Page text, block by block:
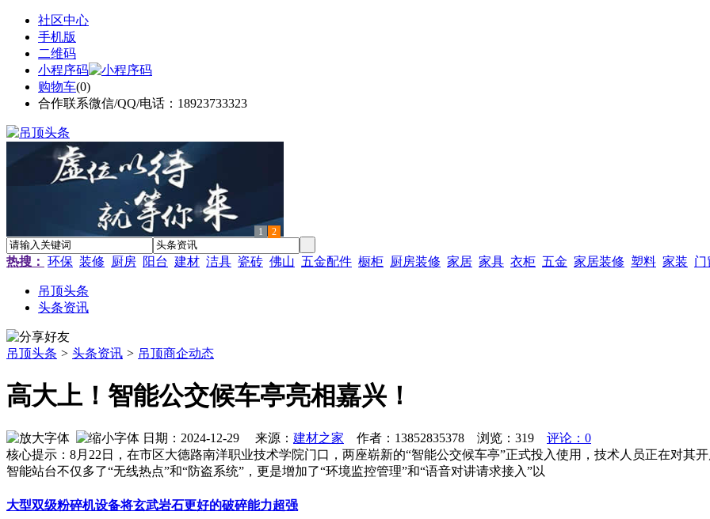
社区中心
手机版
二维码
小程序码
购物车(0)
合作联系微信/QQ/电话：18923733323
1 2
热搜： 环保 装修 厨房 阳台 建材 洁具 瓷砖 佛山 五金配件 橱柜 厨房装修 家居 家具 衣柜 五金 家居装修 塑料 家装 门
吊顶头条
头条资讯
吊顶头条 > 头条资讯 > 吊顶商企动态
高大上！智能公交候车亭亮相嘉兴！
日期：2024-12-29 来源： 建材之家 作者：13852835378 浏览： 319
评论：0
核心提示：8月22日，在市区大德路南洋职业技术学院门口，两座崭新的“智能公交候车亭”正式投入使用，技术人员正在对其
智能站台不仅多了“无线热点”和“防盗系统”，更是增加了“环境监控管理”和“语音对讲请求接入”以
大型双级粉碎机设备将玄武岩石更好的破碎能力超强